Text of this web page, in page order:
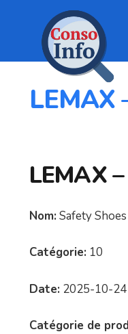
LEMAX
LEMAX
Nom: Safety Shoes
Catégorie: 10
Date: 2025-10-24
Catégorie de